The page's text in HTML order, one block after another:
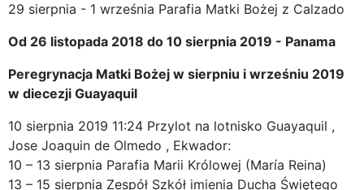
29 sierpnia - 1 września Parafia Matki Bożej z Calzado
Od 26 listopada 2018 do 10 sierpnia 2019 - Panama
Peregrynacja Matki Bożej w sierpniu i wrześniu 2019
w diecezji Guayaquil
10 sierpnia 2019 11:24 Przylot na lotnisko Guayaquil ,
Jose Joaquin de Olmedo , Ekwador:
10 – 13 sierpnia Parafia Marii Królowej (María Reina)
13 – 15 sierpnia Zespół Szkół imienia Ducha Świętego